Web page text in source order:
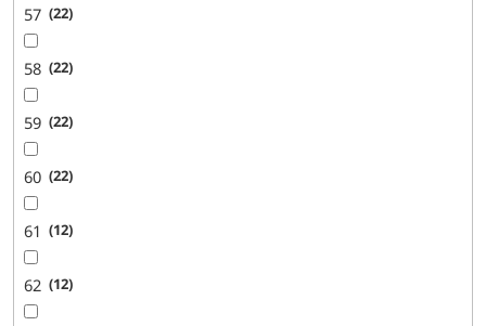
57 22
58 22
59 22
60 22
61 12
62 12